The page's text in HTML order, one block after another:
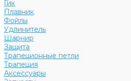
Гик
Плавник
Фойлы
Удлинитель
Шарнир
Защита
Трапеционные петли
Трапеция
Аксессуары